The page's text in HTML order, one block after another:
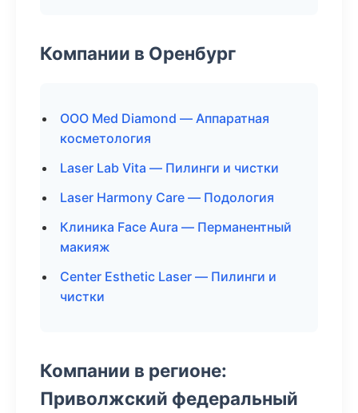
Компании в Оренбург
ООО Med Diamond — Аппаратная
косметология
Laser Lab Vita — Пилинги и чистки
Laser Harmony Care — Подология
Клиника Face Aura — Перманентный
макияж
Center Esthetic Laser — Пилинги и
чистки
Компании в регионе:
Приволжский федеральный